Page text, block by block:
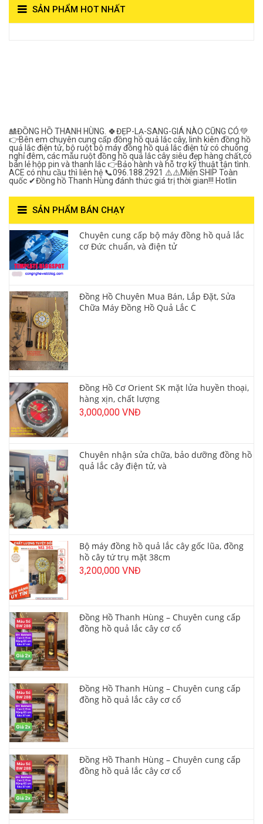
SẢN PHẨM HOT NHẤT
🎎ĐỒNG HỒ THANH HÙNG. 🍀ĐẸP-LẠ-SANG-GIÁ NÀO CŨNG CÓ.💚
👉Bên em chuyên cung cấp đồng hồ quả lắc cây, linh kiên đồng hồ
quả lắc điện tử, bộ ruột bộ máy đồng hồ quả lắc điện tử có chuông
nghỉ đêm, các mẫu ruột đồng hồ quả lắc cây siêu đẹp hàng chất,có
bán lẻ hộp pin và thanh lắc 👉Bảo hành và hỗ trợ kỹ thuật tận tình.
ACE có nhu cầu thì liên hệ 📞096.188.2921 ⚠️⚠️Miễn SHIP Toàn
quốc ✔Đồng hồ Thanh Hùng đánh thức giá trị thời gian!!! Hotlin
SẢN PHẨM BÁN CHẠY
Chuyên cung cấp bộ máy đồng hồ quả lắc
cơ Đức chuẩn, và điện tử
Đồng Hồ Chuyên Mua Bán, Lắp Đặt, Sửa
Chữa Máy Đồng Hồ Quả Lắc C
Đồng Hồ Cơ Orient SK mặt lửa huyền thoại,
hàng xịn, chất lượng
3,000,000 VNĐ
Chuyên nhận sửa chữa, bảo dưỡng đồng hồ
quả lắc cây điện tử, và
Bộ máy đồng hồ quả lắc cây gốc lũa, đồng
hồ cây tứ trụ mặt 38cm
3,200,000 VNĐ
Đồng Hồ Thanh Hùng – Chuyên cung cấp
đồng hồ quả lắc cây cơ cổ
Đồng Hồ Thanh Hùng – Chuyên cung cấp
đồng hồ quả lắc cây cơ cổ
Đồng Hồ Thanh Hùng – Chuyên cung cấp
đồng hồ quả lắc cây cơ cổ